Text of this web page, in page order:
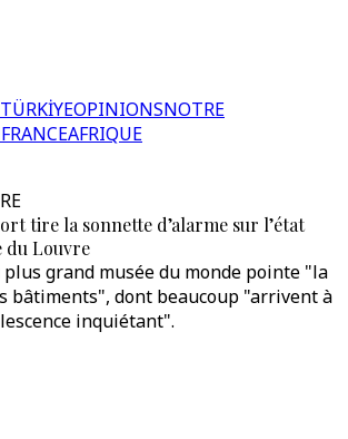
TÜRKİYEOPINIONSNOTRE
FRANCEAFRIQUE
tire la sonnette d’alarme sur l’état
du Louvre
grand musée du monde pointe "la
bâtiments", dont beaucoup "arrivent à
inquiétant".